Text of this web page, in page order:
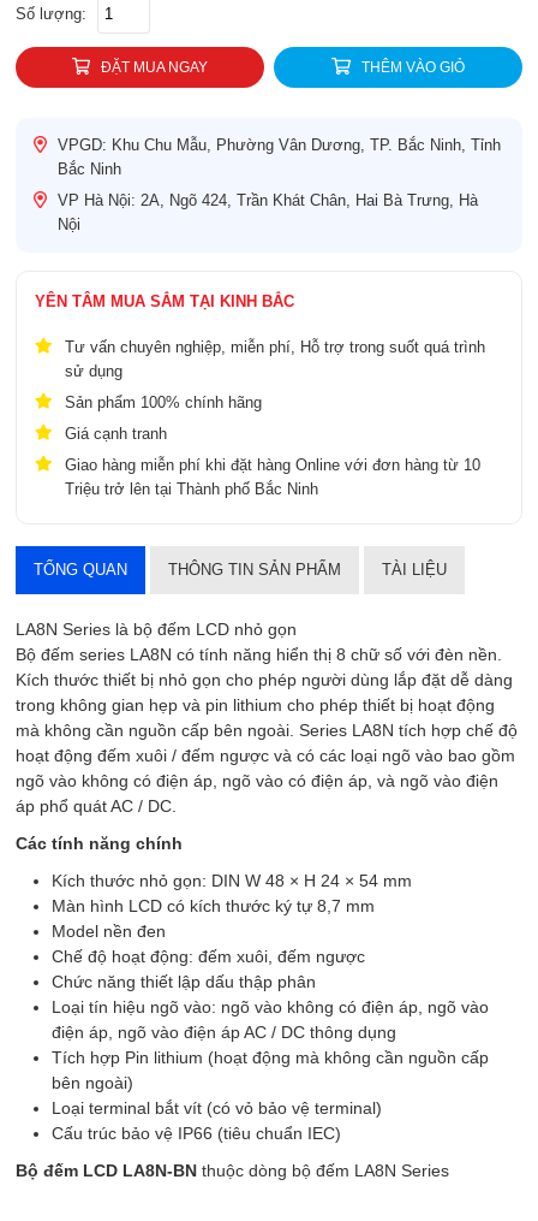
Số lượng:
ĐẶT MUA NGAY THÊM VÀO GIỎ
VPGD: Khu Chu Mẫu, Phường Vân Dương, TP. Bắc Ninh, Tỉnh
Bắc Ninh
VP Hà Nội: 2A, Ngõ 424, Trần Khát Chân, Hai Bà Trưng, Hà
Nội
YÊN TÂM MUA SẮM TẠI KINH BẮC
Tư vấn chuyên nghiệp, miễn phí, Hỗ trợ trong suốt quá trình
sử dụng
Sản phẩm 100% chính hãng
Giá cạnh tranh
Giao hàng miễn phí khi đặt hàng Online với đơn hàng từ 10
Triệu trở lên tại Thành phố Bắc Ninh
TỔNG QUAN THÔNG TIN SẢN PHẨM TÀI LIỆU
LA8N Series là bộ đếm LCD nhỏ gọn
Bộ đếm series LA8N có tính năng hiển thị 8 chữ số với đèn nền.
Kích thước thiết bị nhỏ gọn cho phép người dùng lắp đặt dễ dàng
trong không gian hẹp và pin lithium cho phép thiết bị hoạt động
mà không cần nguồn cấp bên ngoài. Series LA8N tích hợp chế độ
hoạt động đếm xuôi / đếm ngược và có các loại ngõ vào bao gồm
ngõ vào không có điện áp, ngõ vào có điện áp, và ngõ vào điện
áp phổ quát AC / DC.
Các tính năng chính
Kích thước nhỏ gọn: DIN W 48 × H 24 × 54 mm
Màn hình LCD có kích thước ký tự 8,7 mm
Model nền đen
Chế độ hoạt động: đếm xuôi, đếm ngược
Chức năng thiết lập dấu thập phân
Loại tín hiệu ngõ vào: ngõ vào không có điện áp, ngõ vào
điện áp, ngõ vào điện áp AC / DC thông dụng
Tích hợp Pin lithium (hoạt động mà không cần nguồn cấp
bên ngoài)
Loại terminal bắt vít (có vỏ bảo vệ terminal)
Cấu trúc bảo vệ IP66 (tiêu chuẩn IEC)
Bộ đếm LCD LA8N-BN thuộc dòng bộ đếm LA8N Series